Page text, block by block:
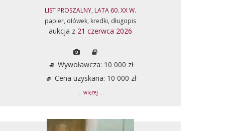
LIST PROSZALNY, LATA 60. XX W.
papier, ołówek, kredki, długopis
aukcja z 21 czerwca 2026
Wywoławcza: 10 000 zł
Cena uzyskana: 10 000 zł
... więcej ...